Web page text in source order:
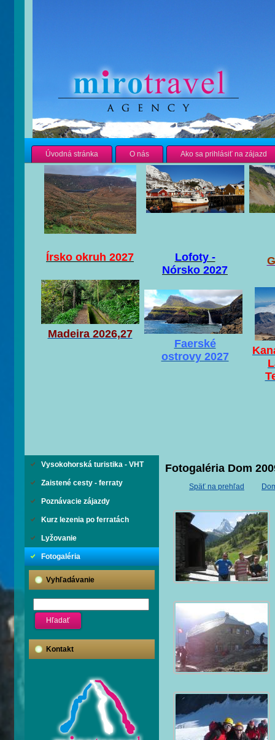
Úvodná stránka O nás Ako sa prihlásiť na zájazd
Írsko okruh 2027
Madeira 2026,27
Lofoty -
Nórsko 2027
Faerské
ostrovy 2027
Vysokohorská turistika - VHT
Zaistené cesty - ferraty
Poznávacie zájazdy
Kurz lezenia po ferratách
Lyžovanie
Fotogaléria
Vyhľadávanie
Kontakt
Fotogaléria Dom
Späť na prehľad